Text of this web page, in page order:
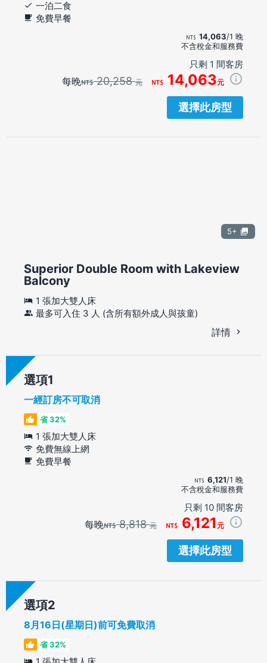
一泊二食
免費早餐
14,063/1 晚
不含稅金和服務費
只剩 1 間客房
每晚 20,258元 14,063元
選擇此房型
5+
Superior Double Room with Lakeview
Balcony
1 張加大雙人床
最多可入住 3 人 (含所有額外成人與孩童)
詳情
選項
一經訂房不可取消
省 32%
1 張加大雙人床
免費無線上網
免費早餐
6,121/1 晚
不含稅金和服務費
只剩 10 間客房
每晚 8,818元 6,121 元
選擇此房型
選項
8月16日(星期日)前可免費取消
省 32%